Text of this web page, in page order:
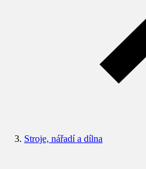
Stroje, nářadí a dílna